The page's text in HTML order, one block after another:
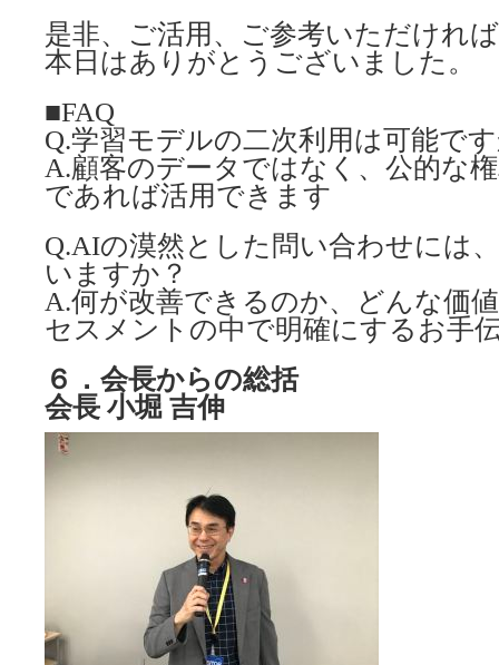
是非、ご活用、ご参考いただけれ
本日はありがとうございました。
■FAQ
Q.学習モデルの二次利用は可能で
A.顧客のデータではなく、公的な
であれば活用できます
Q.AIの漠然とした問い合わせには
いますか？
A.何が改善できるのか、どんな価
セスメントの中で明確にするお手
６．会長からの総括
会長 小堀 吉伸